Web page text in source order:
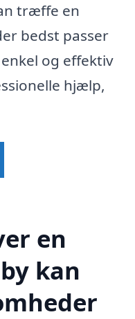
træffe en
bedst passer
og effektiv
hjælp,
en
kan